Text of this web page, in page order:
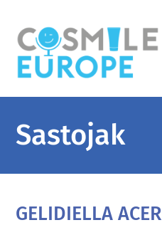
Sastojak
GELIDIELLA